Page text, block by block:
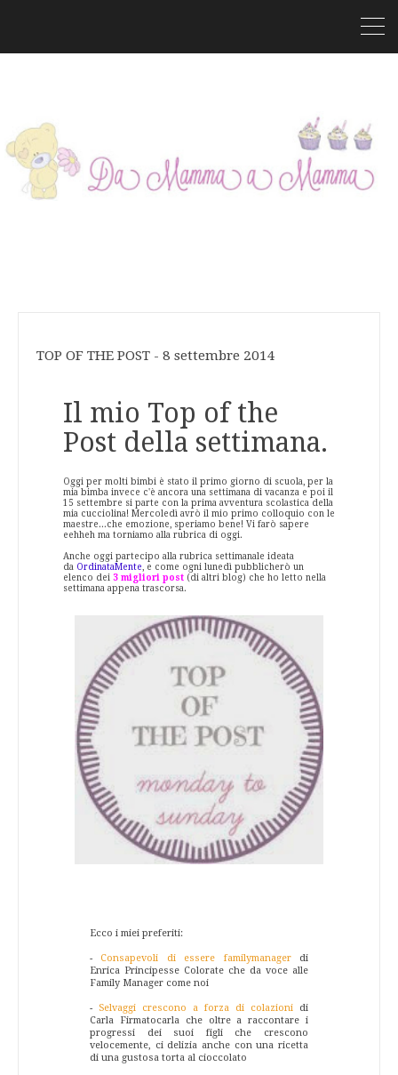
TOP OF THE POST - 8 settembre 2014
Il mio Top of the
Post della settimana.
Oggi per molti bimbi è stato il primo giorno di scuola, per la
mia bimba invece c'è ancora una settimana di vacanza e poi il
15 settembre si parte con la prima avventura scolastica della
mia cucciolina! Mercoledì avrò il mio primo colloquio con le
maestre...che emozione, speriamo bene! Vi farò sapere
eehheh ma torniamo alla rubrica di oggi.
Anche oggi partecipo alla rubrica settimanale ideata
da OrdinataMente , e come ogni lunedì pubblicherò un
elenco dei 3 migliori post (di altri blog) che ho letto nella
settimana appena trascorsa.
Ecco i miei preferiti:
- Consapevoli di essere familymanagerdi
Enrica Principesse Colorate che da voce alle
Family Manager come noi
- Selvaggi crescono a forza di colazioni di
Carla Firmatocarla che oltre a raccontare i
progressi dei suoi figli che crescono
velocemente, ci delizia anche con una ricetta
di una gustosa torta al cioccolato